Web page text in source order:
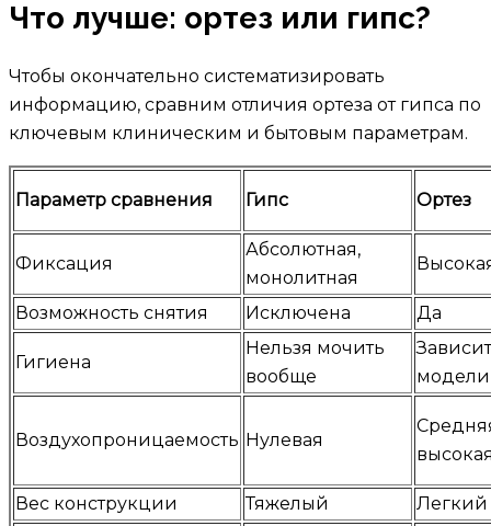
Что лучше: ортез или гипс?
Чтобы окончательно систематизировать
информацию, сравним отличия ортеза от гипса по
ключевым клиническим и бытовым параметрам.
Параметр сравнения Гипс Ортез
Фиксация
Абсолютная,
монолитная
Возможность снятия Исключена Да
Гигиена
Нельзя мочить
вообще
модели
Воздухопроницаемость Нулевая
Вес конструкции Тяжелый Легкий